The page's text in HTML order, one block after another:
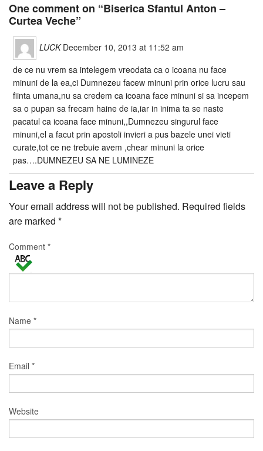
One comment on “Biserica Sfantul Anton –
Curtea Veche”
LUCK December 10, 2013 at 11:52 am
de ce nu vrem sa intelegem vreodata ca o icoana nu face
minuni de la ea,ci Dumnezeu facew minuni prin orice lucru sau
fiinta umana,nu sa credem ca icoana face minuni si sa incepem
sa o pupan sa frecam haine de ia,iar in inima ta se naste
pacatul ca icoana face minuni,,Dumnezeu singurul face
minuni,el a facut prin apostoli invieri a pus bazele unei vieti
curate,tot ce ne trebuie avem ,chear minuni la orice
pas….DUMNEZEU SA NE LUMINEZE
Leave a Reply
Your email address will not be published. Required fields
are marked *
Comment *
Name *
Email *
Website